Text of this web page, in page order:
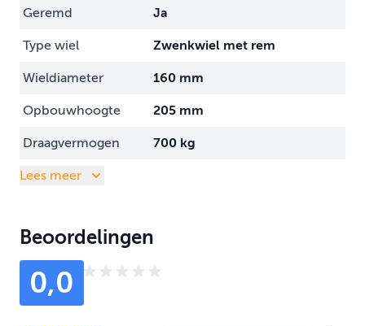
Geremd Ja
Type wiel Zwenkwiel met rem
Wieldiameter 160 mm
Opbouwhoogte 205 mm
Draagvermogen 700 kg
Lees meer
Beoordelingen
0,0